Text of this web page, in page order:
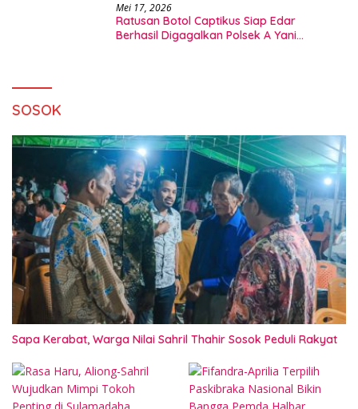
Mei 17, 2026
Ratusan Botol Captikus Siap Edar
Berhasil Digagalkan Polsek A Yani
SOSOK
Sapa Kerabat, Warga Nilai Sahril Thahir Sosok Peduli Rakyat